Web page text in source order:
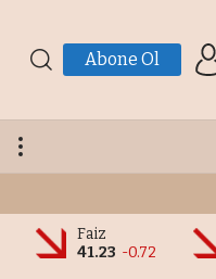
Abone Ol
Faiz
41.23 -0.72